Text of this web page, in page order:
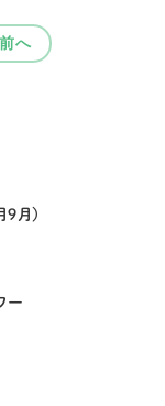
前へ
月）
ー